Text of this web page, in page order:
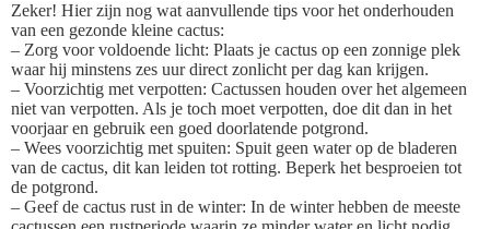
Zeker! Hier zijn nog wat aanvullende tips voor het onderhouden
van een gezonde kleine cactus:
– Zorg voor voldoende licht: Plaats je cactus op een zonnige plek
waar hij minstens zes uur direct zonlicht per dag kan krijgen.
– Voorzichtig met verpotten: Cactussen houden over het algemeen
niet van verpotten. Als je toch moet verpotten, doe dit dan in het
voorjaar en gebruik een goed doorlatende potgrond.
– Wees voorzichtig met spuiten: Spuit geen water op de bladeren
van de cactus, dit kan leiden tot rotting. Beperk het besproeien tot
de potgrond.
– Geef de cactus rust in de winter: In de winter hebben de meeste